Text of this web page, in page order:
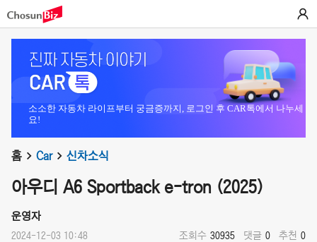
소소한 자동차 라이프부터 궁금증까지, 로그인 후 CAR톡에서 나누세
요!
홈 Car 신차소식
아우디 A6 Sportback e-tron (2025)
운영자
2024-12-03 10:48 조회수 30935 댓글 0 추천 0